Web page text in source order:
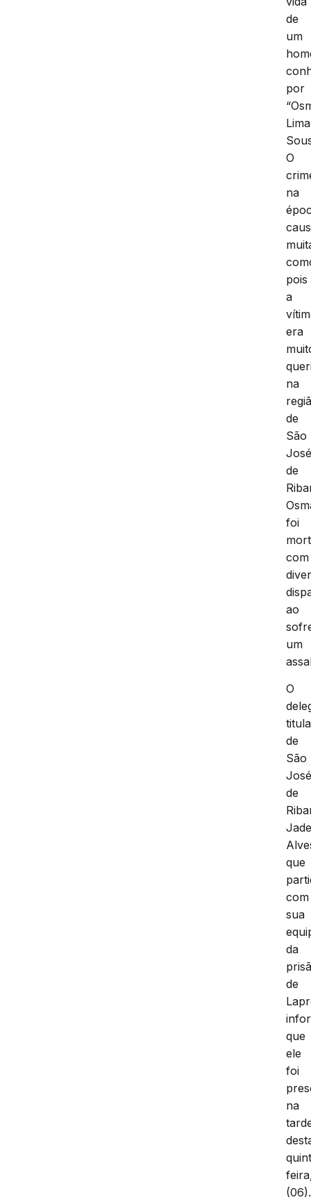
de
um
por
Lima
O
na
pois
a
era
na
de
São
de
foi
com
ao
um
O
de
São
de
que
com
sua
da
de
que
ele
foi
na
(06).